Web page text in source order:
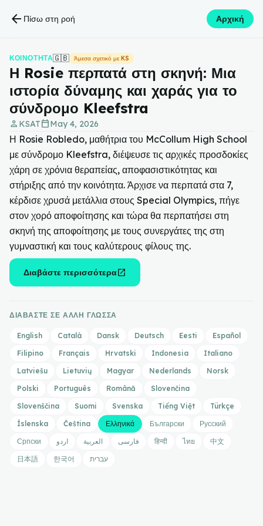
arrow_back Πίσω στη ροή Αρχική
ΚΟΙΝΌΤΗΤΑ🇬🇧 Άμεσα σχετικό με KS
Η Rosie περπατά στη σκηνή: Μια
ιστορία δύναμης και χαράς για το
σύνδρομο Kleefstra
person KSATcalendar_todayMay 4, 2026
Η Rosie Robledo, μαθήτρια του McCollum High School
με σύνδρομο Kleefstra, διέψευσε τις αρχικές προσδοκίες
χάρη σε χρόνια θεραπείας, αποφασιστικότητας και
στήριξης από την κοινότητα. Άρχισε να περπατά στα 7,
κέρδισε χρυσά μετάλλια στους Special Olympics, πήγε
στον χορό αποφοίτησης και τώρα θα περπατήσει στη
σκηνή της αποφοίτησης με τους συνεργάτες της στη
γυμναστική και τους καλύτερους φίλους της.
Διαβάστε περισσότεραopen_in_new
ΔΙΑΒΆΣΤΕ ΣΕ ΆΛΛΗ ΓΛΏΣΣΑ
English Català Dansk Deutsch Eesti
Español
Filipino
Français Hrvatski Indonesia
Italiano
Latviešu
Lietuvių Magyar Nederlands
Norsk
Polski
Português Română
Slovenčina
Slovenščina
Suomi Svenska Tiếng Việt
Türkçe
Íslenska
Čeština Ελληνικά Български
Русский
Српски
اردو العربية فارسی हिन्दी ไทย
中文
日本語
한국어 עברית